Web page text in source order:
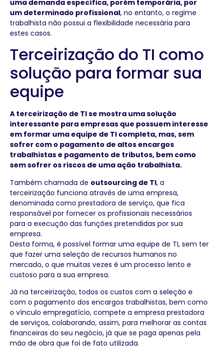
uma demanda específica, porém temporária, por
um determinado profissional, no entanto, o regime
trabalhista não possui a flexibilidade necessária para
estes casos.
Terceirização do TI como
solução para formar sua
equipe
A terceirização de TI se mostra uma solução
interessante para empresas que possuem interesse
em formar uma equipe de TI completa, mas, sem
sofrer com o pagamento de altos encargos
trabalhistas e pagamento de tributos, bem como
sem sofrer os riscos de uma ação trabalhista.
Também chamada de outsourcing de TI, a
terceirização funciona através de uma empresa,
denominada como prestadora de serviço, que fica
responsável por fornecer os profissionais necessários
para a execução das funções pretendidas por sua
empresa.
Desta forma, é possível formar uma equipe de TI, sem ter
que fazer uma seleção de recursos humanos no
mercado, o que muitas vezes é um processo lento e
custoso para a sua empresa.
Já na terceirização, todos os custos com a seleção e
com o pagamento dos encargos trabalhistas, bem como
o vínculo empregatício, compete a empresa prestadora
de serviços, colaborando, assim, para melhorar as contas
financeiras do seu negócio, já que se paga apenas pela
mão de obra que foi de fato utilizada.